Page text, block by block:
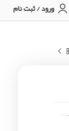
ورود / ثبت نام